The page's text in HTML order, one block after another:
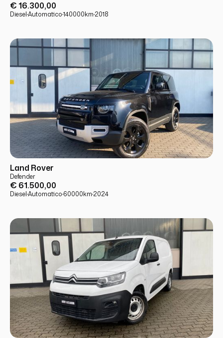
€ 16.300,00
Diesel·Automatico·140000km·2018
USATO
Land Rover
Defender
€ 61.500,00
Diesel·Automatico·60000km·2024